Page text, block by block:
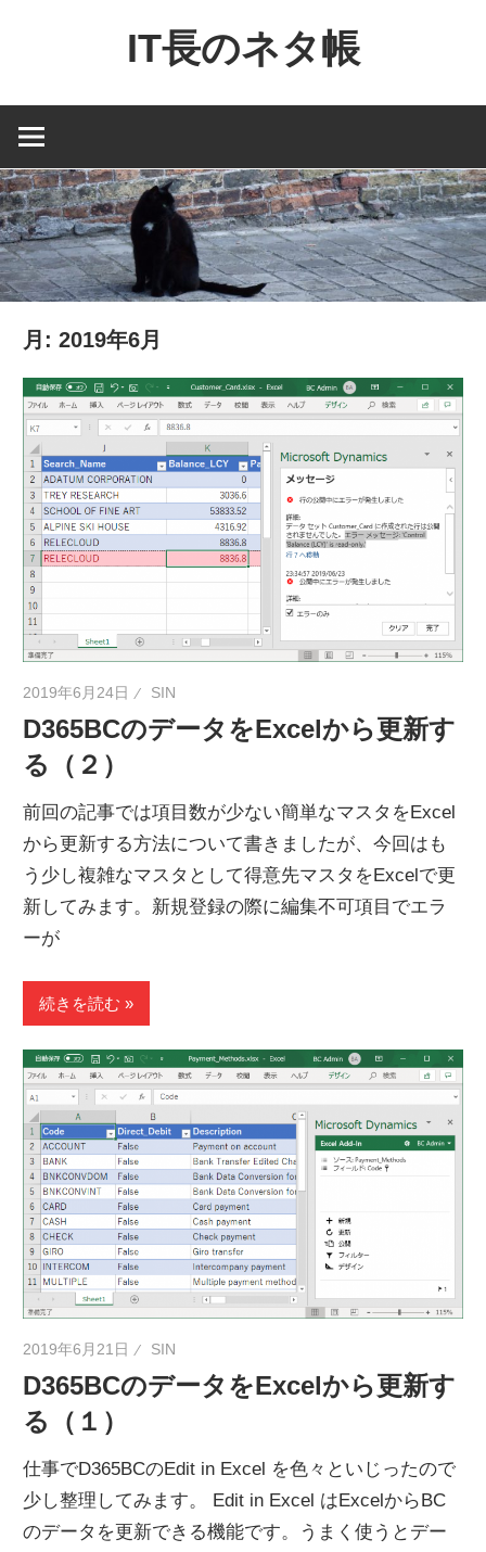
ン
へ
ス
キ
ッ
プ
IT長のネタ帳
NAV
Dynamics365
financial
を
中
に
MS
製
品
の
ネ
タ
を
提
供
月:2019年6月
2019年6月24日 SIN
D365BCのデータをExcelから更新す
る（２）
前回の記事では項目数が少ない簡単なマスタをExcel
から更新する方法について書きましたが、今回はも
う少し複雑なマスタとして得意先マスタをExcelで更
新してみます。新規登録の際に編集不可項目でエラ
ーが
続きを読む
2019年6月21日 SIN
D365BCのデータをExcelから更新す
る（１）
仕事でD365BCのEdit in Excel を色々といじったので
少し整理してみます。 Edit in Excel はExcelからBC
のデータを更新できる機能です。うまく使うとデー